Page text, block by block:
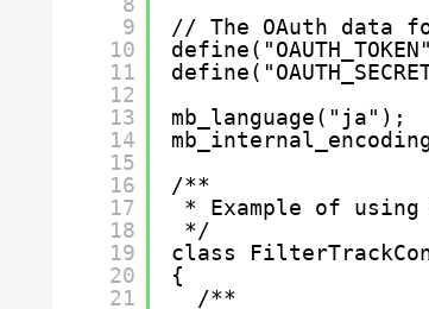
9
10
11
12
13
14
15
16
17
18
19
20
21
// The OAuth data
mb_language("ja");
/**
* Example of
*/
class
{
/**